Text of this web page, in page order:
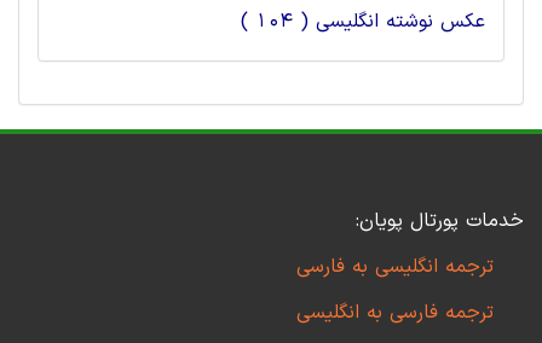
عکس نوشته انگلیسی ( 104 )
خدمات پورتال پویان:
ترجمه انگلیسی به فارسی
ترجمه فارسی به انگلیسی